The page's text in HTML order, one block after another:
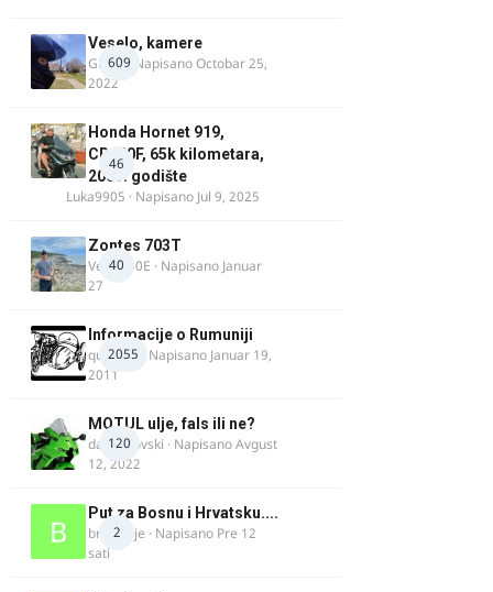
609
Veselo, kamere
GR 46· NapisanoOctobar 25,
2022
46
Honda Hornet 919,
CB900F, 65k kilometara,
2005. godište
Luka9905 · Napisano Jul 9, 2025
40
Zontes 703T
Verdi350E · Napisano Januar
27
2055
Informacije o Rumuniji
quasaar · Napisano Januar 19,
2011
120
MOTUL ulje, fals ili ne?
dalipopovski · NapisanoAvgust
12, 2022
2
Put za Bosnu i Hrvatsku....
bradivoje · Napisano Pre 12
sati